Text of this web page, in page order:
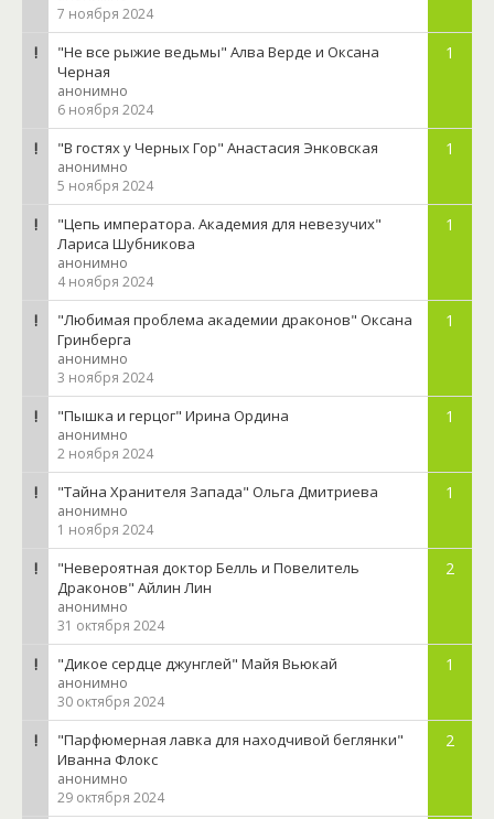
7 ноября 2024
"Не все рыжие ведьмы" Алва Верде и Оксана
Черная
анонимно
6 ноября 2024
1
"В гостях у Черных Гор" Анастасия Энковская
анонимно
5 ноября 2024
1
"Цепь императора. Академия для невезучих"
Лариса Шубникова
анонимно
4 ноября 2024
1
"Любимая проблема академии драконов" Оксана
Гринберга
анонимно
3 ноября 2024
1
"Пышка и герцог" Ирина Ордина
анонимно
2 ноября 2024
1
"Тайна Хранителя Запада" Ольга Дмитриева
анонимно
1 ноября 2024
1
"Невероятная доктор Белль и Повелитель
Драконов" Айлин Лин
анонимно
31 октября 2024
2
"Дикое сердце джунглей" Майя Вьюкай
анонимно
30 октября 2024
1
"Парфюмерная лавка для находчивой беглянки"
Иванна Флокс
анонимно
29 октября 2024
2